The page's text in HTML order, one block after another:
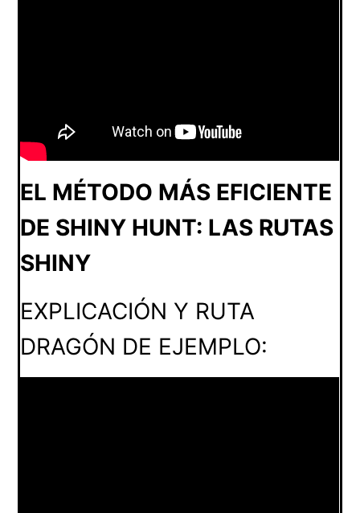
EL MÉTODO MÁS EFICIENTE
DE SHINY HUNT: LAS RUTAS
SHINY
EXPLICACIÓN Y RUTA
DRAGÓN DE EJEMPLO: